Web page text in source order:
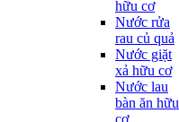
hữu cơ
Nước rửa
rau củ quả
Nước giặt
xả hữu cơ
Nước lau
bàn ăn hữu
cơ